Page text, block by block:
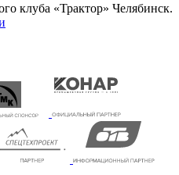
клуба «Трактор» Челябинск.